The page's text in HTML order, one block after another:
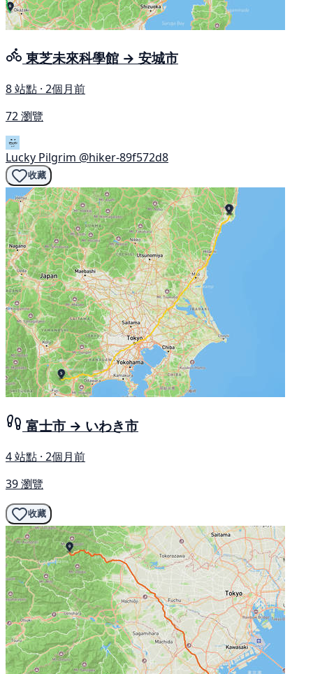
東芝未來科學館 → 安城市
8 站點 · 2個月前
72 瀏覽
Lucky Pilgrim @hiker-89f572d8
收藏
富士市 → いわき市
4 站點 · 2個月前
39 瀏覽
收藏